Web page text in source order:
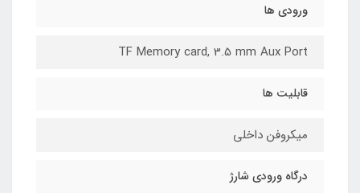
ورودی ها
TF Memory card, 3.5 mm Aux Port
قابلیت ها
میکروفن داخلی
درگاه ورودی شارژ